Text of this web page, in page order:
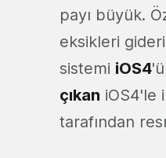
payı büyük.
eksikleri
sistemi iOS4
çıkan iOS4'le
tarafından